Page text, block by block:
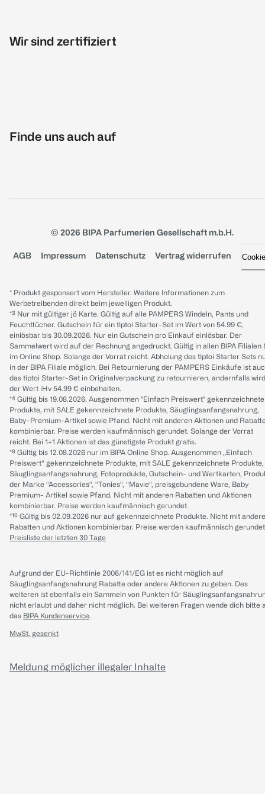
Wir sind zertifiziert
Finde uns auch auf
© 2026 BIPA Parfumerien Gesellschaft m.b.H.
AGB Impressum Datenschutz Vertrag widerrufen
* Produkt gesponsert vom Hersteller. Weitere Informationen zum
Werbetreibenden direkt beim jeweiligen Produkt.
*³ Nur mit gültiger jö Karte. Gültig auf alle PAMPERS Windeln, Pants und
Feuchttücher. Gutschein für ein tiptoi Starter-Set im Wert von 54.99 €,
einlösbar bis 30.09.2026. Nur ein Gutschein pro Einkauf einlösbar. Der
Sammelwert wird auf der Rechnung angedruckt. Gültig in allen BIPA Filialen
im Online Shop. Solange der Vorrat reicht. Abholung des tiptoi Starter Sets
in der BIPA Filiale möglich. Bei Retournierung der PAMPERS Einkäufe ist
das tiptoi Starter-Set in Originalverpackung zu retournieren, andernfalls wird
der Wert iHv 54.99 € einbehalten.
*⁴ Gültig bis 19.08.2026. Ausgenommen "Einfach Preiswert" gekennzeichnete
Produkte, mit SALE gekennzeichnete Produkte, Säuglingsanfangsnahrung,
Baby-Premium-Artikel sowie Pfand. Nicht mit anderen Aktionen und
kombinierbar. Preise werden kaufmännisch gerundet. Solange der Vorrat
reicht. Bei 1+1 Aktionen ist das günstigste Produkt gratis.
*⁸ Gültig bis 12.08.2026 nur im BIPA Online Shop. Ausgenommen „Einfach
Preiswert“ gekennzeichnete Produkte, mit SALE gekennzeichnete Produkte,
Säuglingsanfangsnahrung, Fotoprodukte, Gutschein- und Wertkarten,
der Marke “Accessories“, “Tonies“, “Mavie“, preisgebundene Ware, Baby
Premium- Artikel sowie Pfand. Nicht mit anderen Rabatten und Aktionen
kombinierbar. Preise werden kaufmännisch gerundet.
*¹⁰ Gültig bis 02.09.2026 nur auf gekennzeichnete Produkte. Nicht mit
Rabatten und Aktionen kombinierbar. Preise werden kaufmännisch
Preisliste der letzten 30 Tage
Aufgrund der EU-Richtlinie 2006/141/EG ist es nicht möglich auf
Säuglingsanfangsnahrung Rabatte oder andere Aktionen zu geben. Des
weiteren ist ebenfalls ein Sammeln von Punkten für
nicht erlaubt und daher nicht möglich. Bei weiteren Fragen wende dich bitte
das BIPA Kundenservice.
MwSt. gesenkt
Meldung möglicher illegaler Inhalte